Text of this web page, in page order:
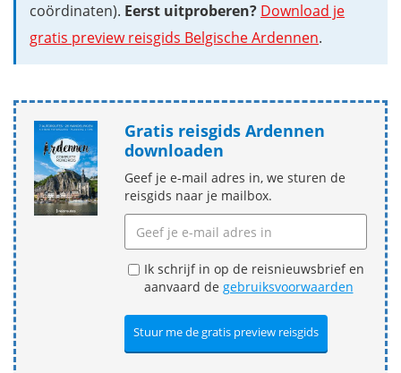
coördinaten). Eerst uitproberen? Download je
gratis preview reisgids Belgische Ardennen.
Gratis reisgids Ardennen
downloaden
Geef je e-mail adres in, we sturen de
reisgids naar je mailbox.
Ik schrijf in op de reisnieuwsbrief en
aanvaard de gebruiksvoorwaarden